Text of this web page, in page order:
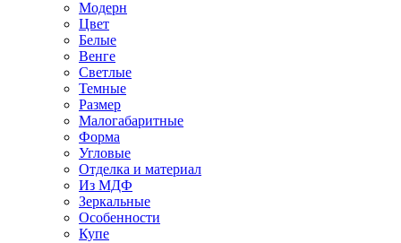
Модерн
Цвет
Белые
Венге
Светлые
Темные
Размер
Малогабаритные
Форма
Угловые
Отделка и материал
Из МДФ
Зеркальные
Особенности
Купе